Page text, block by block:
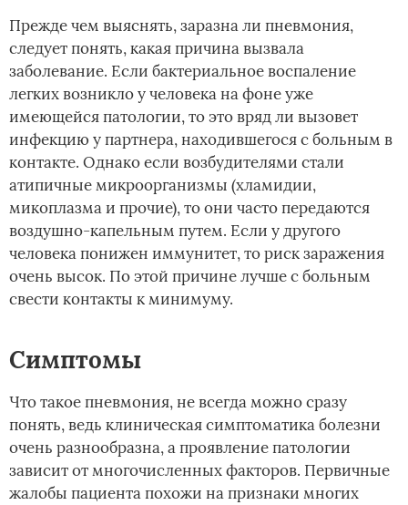
Прежде чем выяснять, заразна ли пневмония,
следует понять, какая причина вызвала
заболевание. Если бактериальное воспаление
легких возникло у человека на фоне уже
имеющейся патологии, то это вряд ли вызовет
инфекцию у партнера, находившегося с больным в
контакте. Однако если возбудителями стали
атипичные микроорганизмы (хламидии,
микоплазма и прочие), то они часто передаются
воздушно-капельным путем. Если у другого
человека понижен иммунитет, то риск заражения
очень высок. По этой причине лучше с больным
свести контакты к минимуму.
Симптомы
Что такое пневмония, не всегда можно сразу
понять, ведь клиническая симптоматика болезни
очень разнообразна, а проявление патологии
зависит от многочисленных факторов. Первичные
жалобы пациента похожи на признаки многих